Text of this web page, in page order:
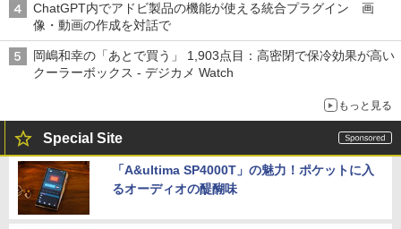
ChatGPT内でアドビ製品の機能が使える統合プラグイン 画
像・動画の作成を対話で
岡嶋和幸の「あとで買う」 1,903点目：高密閉で保冷効果が高い
クーラーボックス - デジカメ Watch
もっと見る
Special Site
「A&ultima SP4000T」の魅力！ポケットに入
るオーディオの醍醐味